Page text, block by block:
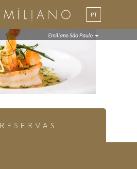
PT
EN
Emiliano São Paulo
RESERVAS